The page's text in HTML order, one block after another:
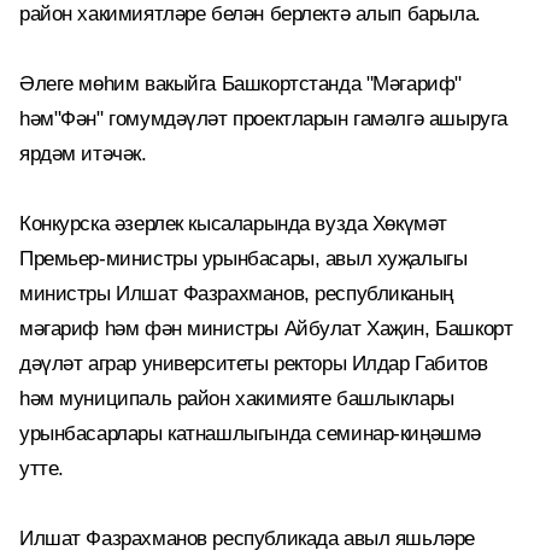
район хакимиятләре белән берлектә алып барыла.
Әлеге мөһим вакыйга Башкортстанда "Мәгариф"
һәм"Фән" гомумдәүләт проектларын гамәлгә ашыруга
ярдәм итәчәк.
Конкурска әзерлек кысаларында вузда Хөкүмәт
Премьер-министры урынбасары, авыл хуҗалыгы
министры Илшат Фазрахманов, республиканың
мәгариф һәм фән министры Айбулат Хаҗин, Башкорт
дәүләт аграр университеты ректоры Илдар Габитов
һәм муниципаль район хакимияте башлыклары
урынбасарлары катнашлыгында семинар-киңәшмә
утте.
Илшат Фазрахманов республикада авыл яшьләре